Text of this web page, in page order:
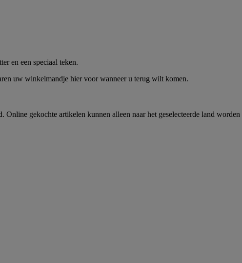
en een speciaal teken.
uw winkelmandje hier voor wanneer u terug wilt komen.
gekochte artikelen kunnen alleen naar het geselecteerde land worden